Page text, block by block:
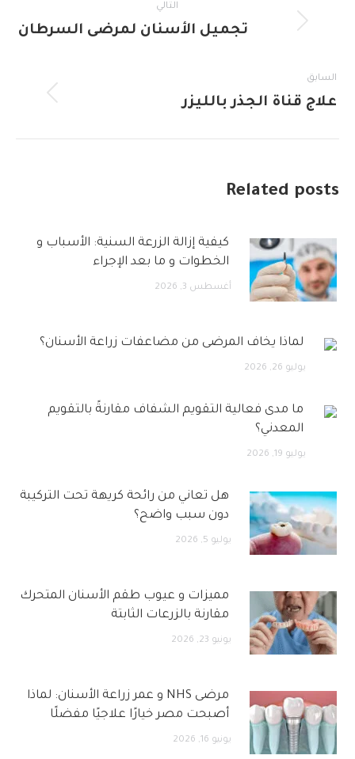
navigation
السابق
Previous
علاج قناة الجذر بالليزر
التالي
Next
تجميل الأسنان لمرضى السرطان
Related posts
كيفية إزالة الزرعة السنية: الأسباب و
الخطوات و ما بعد الإجراء
أغسطس 3, 2026
لماذا يخاف المرضى من مضاعفات زراعة الأسنان؟
يوليو 26, 2026
ما مدى فعالية التقويم الشفاف مقارنةً بالتقويم
المعدني؟
يوليو 19, 2026
هل تعاني من رائحة كريهة تحت التركيبة
دون سبب واضح؟
يوليو 5, 2026
مميزات و عيوب طقم الأسنان المتحرك
مقارنة بالزرعات الثابتة
يونيو 23, 2026
مرضى NHS و عمر زراعة الأسنان: لماذا
أصبحت مصر خيارًا علاجيًا مفضلًا
يونيو 16, 2026